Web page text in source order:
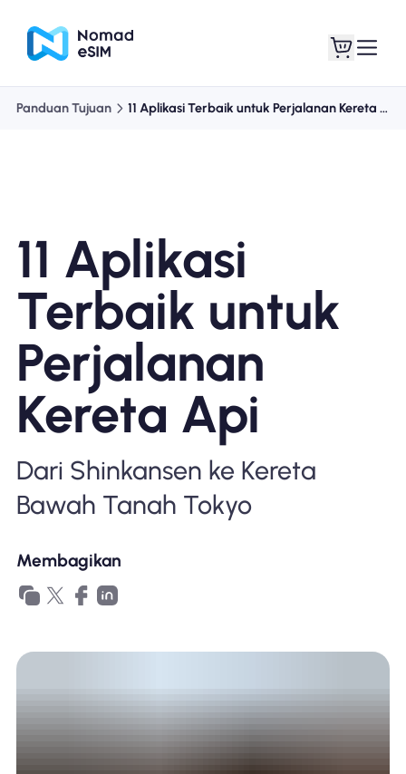
Paket Toko
Tentang eSIM
Mengapa Nomad eSIM
Menggunakan eSIM
Untuk bisnis
Panduan Tujuan 11 Aplikasi Terbaik untuk Perjalanan Kereta Api
11 Aplikasi
Terbaik untuk
Perjalanan
Kereta Api
Dari Shinkansen ke Kereta
Bawah Tanah Tokyo
Membagikan